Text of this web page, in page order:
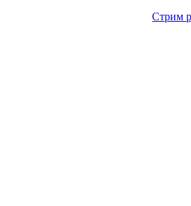
Стрим